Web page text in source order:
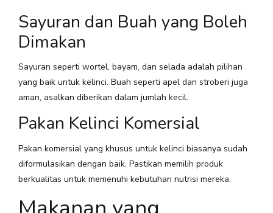
Sayuran dan Buah yang Boleh
Dimakan
Sayuran seperti wortel, bayam, dan selada adalah pilihan
yang baik untuk kelinci. Buah seperti apel dan stroberi juga
aman, asalkan diberikan dalam jumlah kecil.
Pakan Kelinci Komersial
Pakan komersial yang khusus untuk kelinci biasanya sudah
diformulasikan dengan baik. Pastikan memilih produk
berkualitas untuk memenuhi kebutuhan nutrisi mereka.